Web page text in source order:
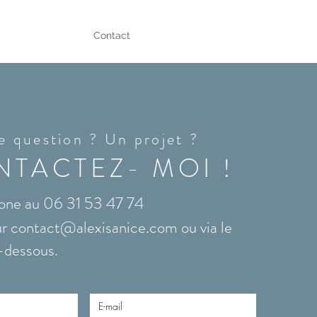
Contact
question ? Un projet ?
MOI !
au 06 31 53 47 74
contact@alexisanice.com ou via le